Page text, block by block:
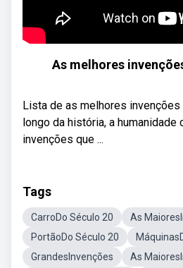
As melhores
Lista de as melhores
longo da história, a humanidade
invenções que ...
Tags
CarroDo Século 20
As
PortãoDo Século 20
GrandesInvenções
As